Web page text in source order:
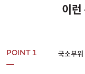
이
POINT 1 국소부